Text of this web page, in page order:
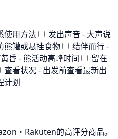
使用方法
发出声音 - 大声说
熊罐或悬挂食物
结伴而行 -
昏 - 熊活动高峰时间
留在
查看状况 - 出发前查看最新出
计划
・Rakuten的高评分商品。